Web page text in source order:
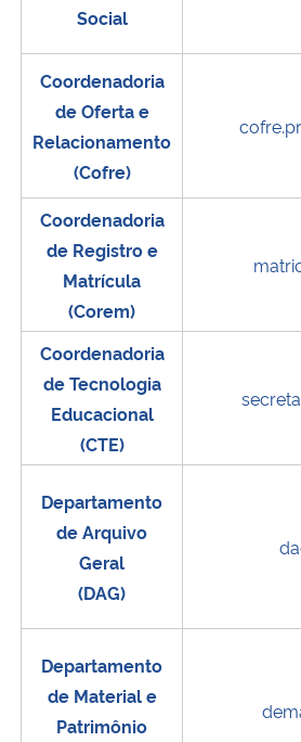
Social
Coordenadoria
de Oferta e
Relacionamento
(Cofre)
Coordenadoria
de Registro e
Matrícula
(Corem)
Coordenadoria
de Tecnologia
Educacional
(CTE)
Departamento
de Arquivo
Geral
(DAG)
Departamento
de Material e
Patrimônio